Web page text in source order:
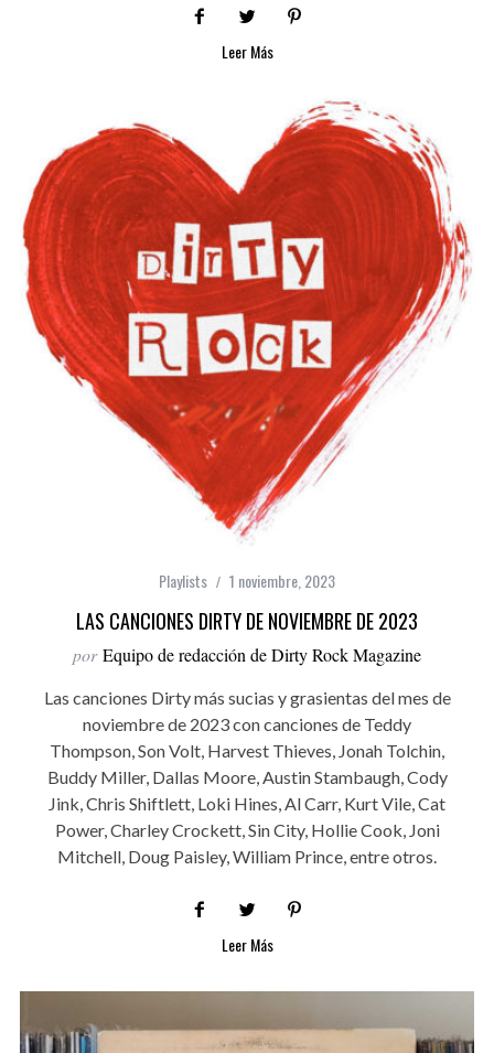
Leer Más
Playlists 1 noviembre, 2023
LAS CANCIONES DIRTY DE NOVIEMBRE DE 2023
por Equipo de redacción de Dirty Rock Magazine
Las canciones Dirty más sucias y grasientas del mes de
noviembre de 2023 con canciones de Teddy
Thompson, Son Volt, Harvest Thieves, Jonah Tolchin,
Buddy Miller, Dallas Moore, Austin Stambaugh, Cody
Jink, Chris Shiftlett, Loki Hines, Al Carr, Kurt Vile, Cat
Power, Charley Crockett, Sin City, Hollie Cook, Joni
Mitchell, Doug Paisley, William Prince, entre otros.
Leer Más